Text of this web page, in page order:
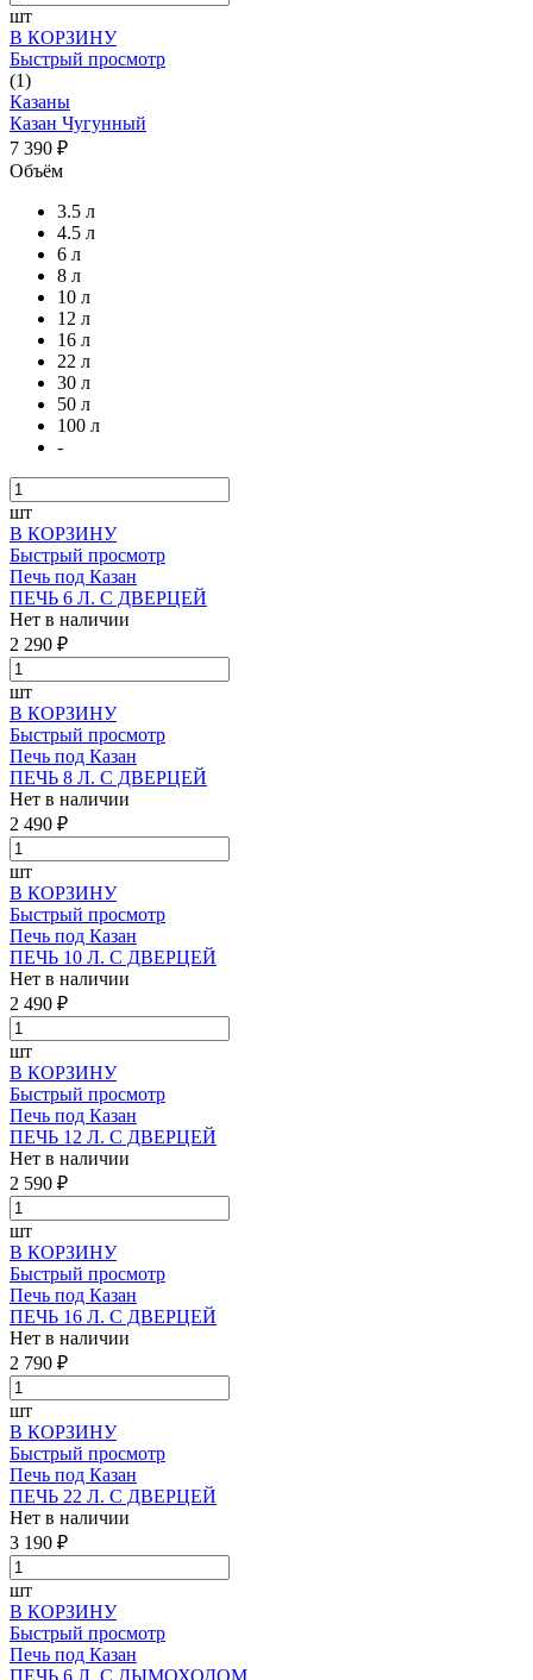
шт
В КОРЗИНУ
Быстрый просмотр
(1)
Казаны
Казан Чугунный
7 390 ₽
Объём
3.5 л
4.5 л
6 л
8 л
10 л
12 л
16 л
22 л
30 л
50 л
100 л
-
шт
В КОРЗИНУ
Быстрый просмотр
Печь под Казан
ПЕЧЬ 6 Л. С ДВЕРЦЕЙ
Нет в наличии
2 290 ₽
шт
В КОРЗИНУ
Быстрый просмотр
Печь под Казан
ПЕЧЬ 8 Л. С ДВЕРЦЕЙ
Нет в наличии
2 490 ₽
шт
В КОРЗИНУ
Быстрый просмотр
Печь под Казан
ПЕЧЬ 10 Л. С ДВЕРЦЕЙ
Нет в наличии
2 490 ₽
шт
В КОРЗИНУ
Быстрый просмотр
Печь под Казан
ПЕЧЬ 12 Л. С ДВЕРЦЕЙ
Нет в наличии
2 590 ₽
шт
В КОРЗИНУ
Быстрый просмотр
Печь под Казан
ПЕЧЬ 16 Л. С ДВЕРЦЕЙ
Нет в наличии
2 790 ₽
шт
В КОРЗИНУ
Быстрый просмотр
Печь под Казан
ПЕЧЬ 22 Л. С ДВЕРЦЕЙ
Нет в наличии
3 190 ₽
шт
В КОРЗИНУ
Быстрый просмотр
Печь под Казан
ПЕЧЬ 6 Л. С ДЫМОХОДОМ